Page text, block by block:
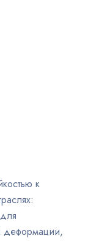
к
деформации,